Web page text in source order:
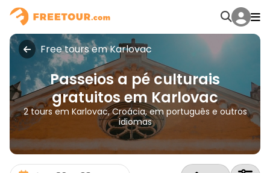
Free tours em Karlovac
Passeios a pé culturais
gratuitos em Karlovac
2 tours em Karlovac, Croácia, em português e outros
idiomas